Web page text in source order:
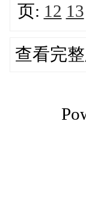
页: 12 13
查看完